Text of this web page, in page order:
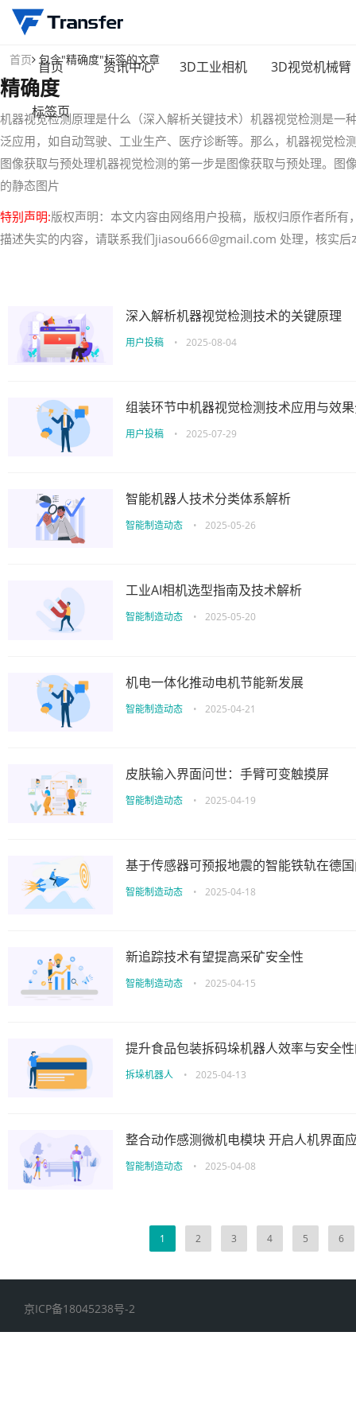
首页 资讯中心 3D工业相机 3D视觉机械臂
标签页
首页 包含"精确度"标签的文章
精确度
机器视觉检测原理是什么（深入解析关键技术）机器视觉检测是
泛应用，如自动驾驶、工业生产、医疗诊断等。那么，机器视觉
图像获取与预处理机器视觉检测的第一步是图像获取与预处理。
的静态图片
特别声明:版权声明：本文内容由网络用户投稿，版权归原作者所
描述失实的内容，请联系我们jiasou666@gmail.com 处理，核实
深入解析机器视觉检测技术的关键原理
用户投稿 • 2025-08-04
组装环节中机器视觉检测技术应用与效
用户投稿 • 2025-07-29
智能机器人技术分类体系解析
智能制造动态 • 2025-05-26
工业AI相机选型指南及技术解析​​
智能制造动态 • 2025-05-20
机电一体化推动电机节能新发展
智能制造动态 • 2025-04-21
皮肤输入界面问世：手臂可变触摸屏
智能制造动态 • 2025-04-19
基于传感器可预报地震的智能铁轨在德
智能制造动态 • 2025-04-18
新追踪技术有望提高采矿安全性
智能制造动态 • 2025-04-15
提升食品包装拆码垛机器人效率与安全
拆垛机器人 • 2025-04-13
整合动作感测微机电模块 开启人机界面
智能制造动态 • 2025-04-08
1 2 3 4 5 6
京ICP备18045238号-2